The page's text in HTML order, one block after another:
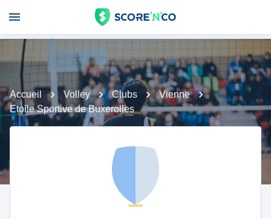
Accueil Volley Clubs
Vienne
Etoile Sportive de Buxerolles